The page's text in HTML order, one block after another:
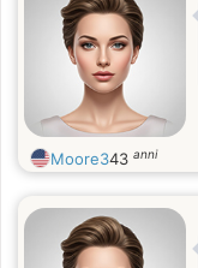
Moore343 anni